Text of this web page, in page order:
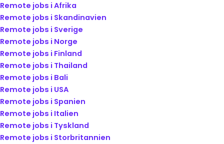
Remote jobs i Afrika
Remote jobs i Skandinavien
Remote jobs i Sverige
Remote jobs i Norge
Remote jobs i Finland
Remote jobs i Thailand
Remote jobs i Bali
Remote jobs i USA
Remote jobs i Spanien
Remote jobs i Italien
Remote jobs i Tyskland
Remote jobs i Storbritannien